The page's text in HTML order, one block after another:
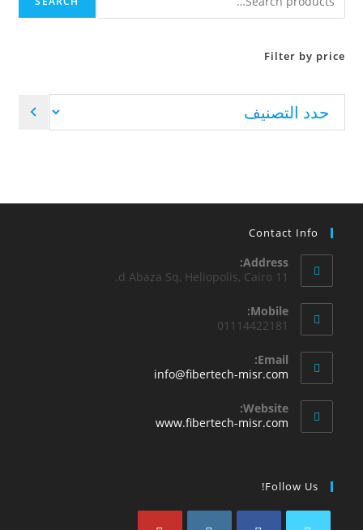
Filter by price
Contact Info
Address:
11 d Abaza Sq, Heliopolis, Cairo.
Mobile:
01114422181
Email:
info@fibertech-misr.com
Website:
www.fibertech-misr.com
Follow Us!